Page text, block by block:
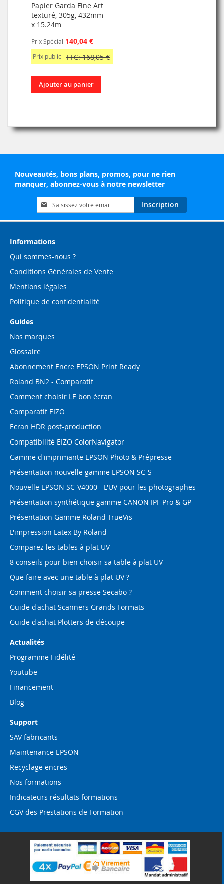
Papier Garda Fine Art
texturé, 305g, 432mm
x 15.24m
Prix Spécial 140,04 €
Prix public TTC: 168,05 €
Ajouter au panier
Nouveautés, bons plans, promos, pour ne rien
manquer, abonnez-vous à notre newsletter
Inscription
à
notre
d’information
Inscription
Informations
Qui sommes-nous ?
Conditions Générales de Vente
Mentions légales
Politique de confidentialité
Guides
Nos marques
Glossaire
Abonnement Encre EPSON Print Ready
Roland BN2 - Comparatif
Comment choisir LE bon écran
Comparatif EIZO
Ecran HDR post-production
Compatibilité EIZO ColorNavigator
Gamme d'imprimante EPSON Photo & Prépresse
Présentation nouvelle gamme EPSON SC-S
Nouvelle EPSON SC-V4000 - L'UV pour les photographes
Présentation synthétique gamme CANON IPF Pro & GP
Présentation Gamme Roland TrueVis
L'impression Latex By Roland
Comparez les tables à plat UV
8 conseils pour bien choisir sa table à plat UV
Que faire avec une table à plat UV ?
Comment choisir sa presse Secabo ?
Guide d'achat Scanners Grands Formats
Guide d'achat Plotters de découpe
Actualités
Programme Fidélité
Youtube
Financement
Blog
Support
SAV fabricants
Maintenance EPSON
Recyclage encres
Nos formations
Indicateurs résultats formations
CGV des Prestations de Formation